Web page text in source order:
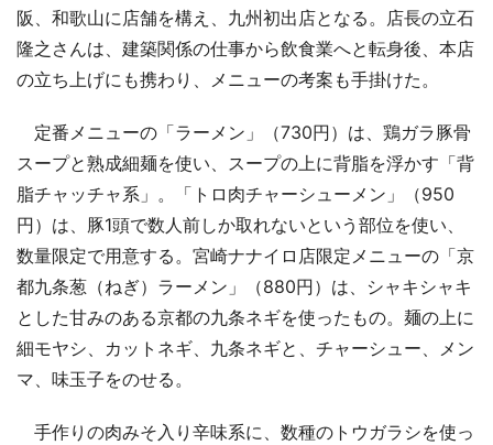
阪、和歌山に店舗を構え、九州初出店となる。店長の立石
隆之さんは、建築関係の仕事から飲食業へと転身後、本店
の立ち上げにも携わり、メニューの考案も手掛けた。
定番メニューの「ラーメン」（730円）は、鶏ガラ豚骨
スープと熟成細麺を使い、スープの上に背脂を浮かす「背
脂チャッチャ系」。「トロ肉チャーシューメン」（950
円）は、豚1頭で数人前しか取れないという部位を使い、
数量限定で用意する。宮崎ナナイロ店限定メニューの「京
都九条葱（ねぎ）ラーメン」（880円）は、シャキシャキ
とした甘みのある京都の九条ネギを使ったもの。麺の上に
細モヤシ、カットネギ、九条ネギと、チャーシュー、メン
マ、味玉子をのせる。
手作りの肉みそ入り辛味系に、数種のトウガラシを使っ